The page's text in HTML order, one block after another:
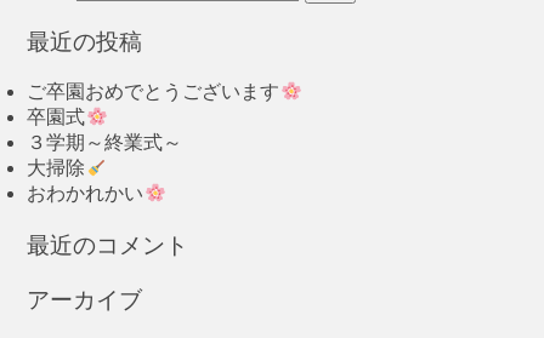
最近の投稿
ご卒園おめでとうございます
卒園式
３学期～終業式～
大掃除
おわかれかい
最近のコメント
アーカイブ